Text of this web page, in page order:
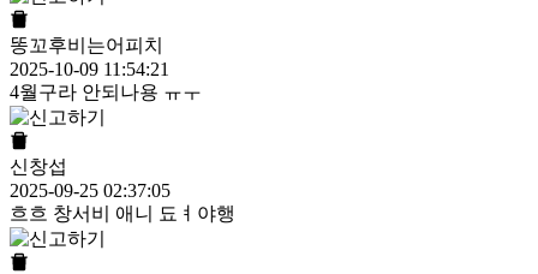
똥꼬후비는어피치
2025-10-09 11:54:21
4월구라 안되나용 ㅠㅜ
신창섭
2025-09-25 02:37:05
흐흐 창서비 애니 됴ㅕ야행